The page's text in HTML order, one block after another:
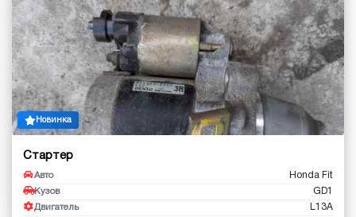
Новинка
Стартер
Авто Honda Fit
Кузов GD1
Двигатель L13A